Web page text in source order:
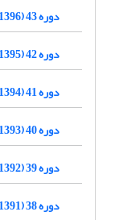
دوره 43 (1396)
دوره 42 (1395)
دوره 41 (1394)
دوره 40 (1393)
دوره 39 (1392)
دوره 38 (1391)